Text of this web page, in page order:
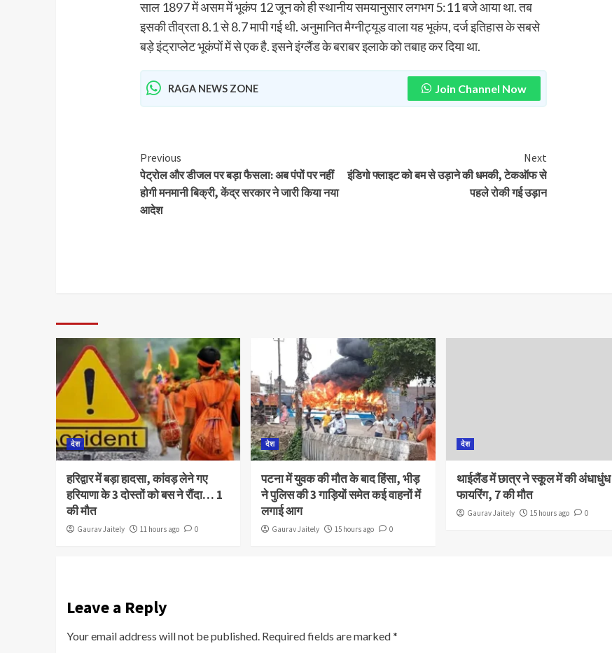
साल 1897 में असम में भूकंप 12 जून को ही स्थानीय समयानुसार लगभग 5:11 बजे आया था. तब
इसकी तीव्रता 8.1 से 8.7 मापी गई थी. अनुमानित मैग्नीट्यूड वाला यह भूकंप, दर्ज इतिहास के सबसे
बड़े इंट्राप्लेट भूकंपों में से एक है. इसने इंग्लैंड के बराबर इलाके को तबाह कर दिया था.
RAGA NEWS ZONE Join Channel Now
Previous
पेट्रोल और डीजल पर बड़ा फैसला: अब पंपों पर नहीं
होगी मनमानी बिक्री, केंद्र सरकार ने जारी किया नया
आदेश
Next
इंडिगो फ्लाइट को बम से उड़ाने की धमकी, टेकऑफ से
पहले रोकी गई उड़ान
देश
हरिद्वार में बड़ा हादसा, कांवड़ लेने गए
हरियाणा के 3 दोस्तों को बस ने रौंदा… 1
की मौत
Gaurav Jaitely 11 hours ago 0
देश
पटना में युवक की मौत के बाद हिंसा, भीड़
ने पुलिस की 3 गाड़ियों समेत कई वाहनों में
लगाई आग
Gaurav Jaitely 15 hours ago 0
देश
थाईलैंड में छात्र ने स्कूल में की अंधाधुंध
फायरिंग, 7 की मौत
Gaurav Jaitely 15 hours ago 0
Leave a Reply
Your email address will not be published. Required fields are marked*